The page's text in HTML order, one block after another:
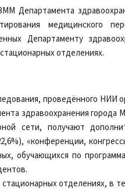
Департамента
медицинского
Департаменту
отделениях.
проведённого НИИ
здравоохранения
сети, получают
«конференции,
обучающихся по
отделениях, в